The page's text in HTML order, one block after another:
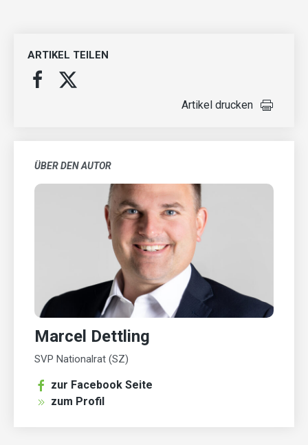
ARTIKEL TEILEN
Artikel drucken
ÜBER DEN AUTOR
Marcel Dettling
SVP Nationalrat (SZ)
zur Facebook Seite
zum Profil